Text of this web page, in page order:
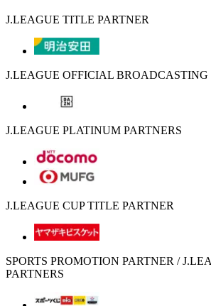
J.LEAGUE TITLE PARTNER
J.LEAGUE OFFICIAL BROADCASTING
J.LEAGUE PLATINUM PARTNERS
J.LEAGUE CUP TITLE PARTNER
SPORTS PROMOTION PARTNER /
PARTNERS